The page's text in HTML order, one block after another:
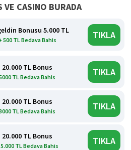
VE CASINO BURADA
Bonusu 5.000 TL
500 TL Bedava Bahis TIKLA
20.000 TL Bonus
TL Bedava Bahis TIKLA
20.000 TL Bonus
TL Bedava Bahis TIKLA
20.000 TL Bonus
5.000 TL Bedava Bahis TIKLA